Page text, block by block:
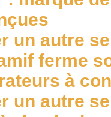
un autre
ferme
à
un autre